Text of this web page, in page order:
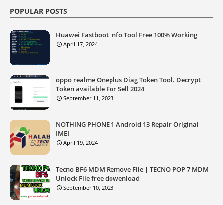
POPULAR POSTS
Huawei Fastboot Info Tool Free 100% Working
April 17, 2024
oppo realme Oneplus Diag Token Tool. Decrypt
Token available For Sell 2024
September 11, 2023
NOTHING PHONE 1 Android 13 Repair Original
IMEI
April 19, 2024
Tecno BF6 MDM Remove File | TECNO POP 7 MDM
Unlock File free dowenload
September 10, 2023